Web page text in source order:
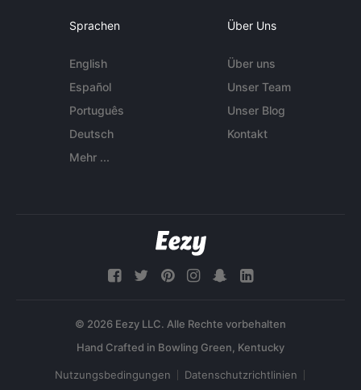
Sprachen
English
Español
Português
Deutsch
Mehr ...
Über Uns
Über uns
Unser Team
Unser Blog
Kontakt
© 2026 Eezy LLC. Alle Rechte vorbehalten
Nutzungsbedingungen Datenschutzrichtlinien